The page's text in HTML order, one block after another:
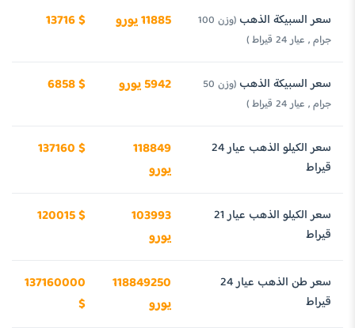
سعر السبيكة الذهب
(وزن 100
جرام , عيار 24 قيراط )
11885 يورو 13716 $
سعر السبيكة الذهب
(وزن 50
جرام , عيار 24 قيراط )
5942 يورو 6858 $
سعر الكيلو الذهب عيار 24
قيراط
118849
يورو
137160 $
سعر الكيلو الذهب عيار 21
قيراط
103993
يورو
120015 $
سعر طن الذهب عيار 24
قيراط
118849250
يورو
137160000
$